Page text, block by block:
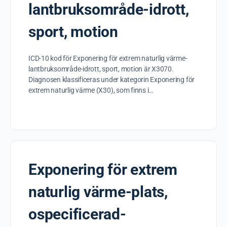
lantbruksområde-idrott,
sport, motion
ICD-10 kod för Exponering för extrem naturlig värme-
lantbruksområde-idrott, sport, motion är X3070.
Diagnosen klassificeras under kategorin Exponering för
extrem naturlig värme (X30), som finns i…
Exponering för extrem
naturlig värme-plats,
ospecificerad-